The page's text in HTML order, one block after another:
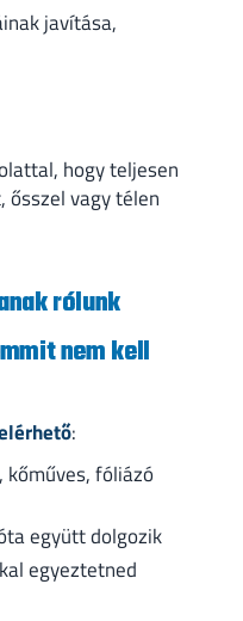
javítása,
hogy teljesen
ősszel vagy télen
rólunk
nem kell
:
kőműves, fóliázó
együtt dolgozik
egyeztetned